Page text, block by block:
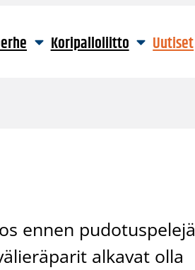
Koripalloliitto Uutiset
ennen pudotuspelejä
alkavat olla